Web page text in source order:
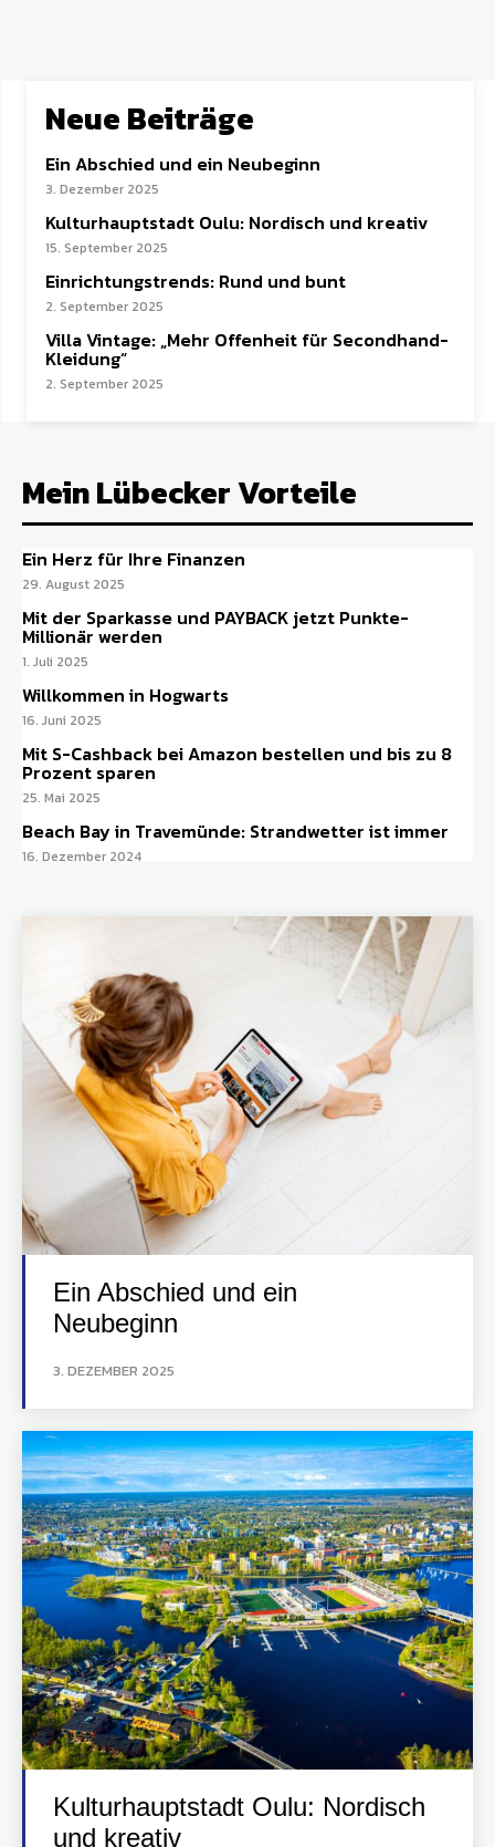
Neue Beiträge
Ein Abschied und ein Neubeginn
3. Dezember 2025
Kulturhauptstadt Oulu: Nordisch und kreativ
15. September 2025
Einrichtungstrends: Rund und bunt
2. September 2025
Villa Vintage: „Mehr Offenheit für Secondhand-
Kleidung“
2. September 2025
Mein Lübecker Vorteile
Ein Herz für Ihre Finanzen
29. August 2025
Mit der Sparkasse und PAYBACK jetzt Punkte-
Millionär werden
1. Juli 2025
Willkommen in Hogwarts
16. Juni 2025
Mit S-Cashback bei Amazon bestellen und bis zu 8
Prozent sparen
25. Mai 2025
Beach Bay in Travemünde: Strandwetter ist immer
16. Dezember 2024
Ein Abschied und ein
Neubeginn
3. DEZEMBER 2025
Kulturhauptstadt Oulu: Nordisch
und kreativ